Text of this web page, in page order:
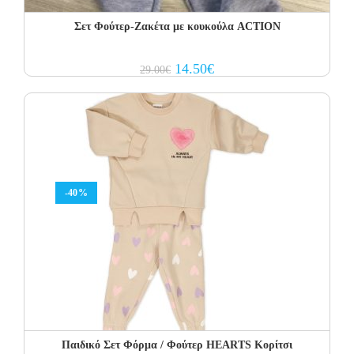
Σετ Φoύτερ-Ζακέτα με κουκούλα ACTION
29.00€ Original
price
29.00€.
14.50€Current
price
14.50€.
-40%
Παιδικό Σετ Φόρμα / Φούτερ HEARTS Κορίτσι